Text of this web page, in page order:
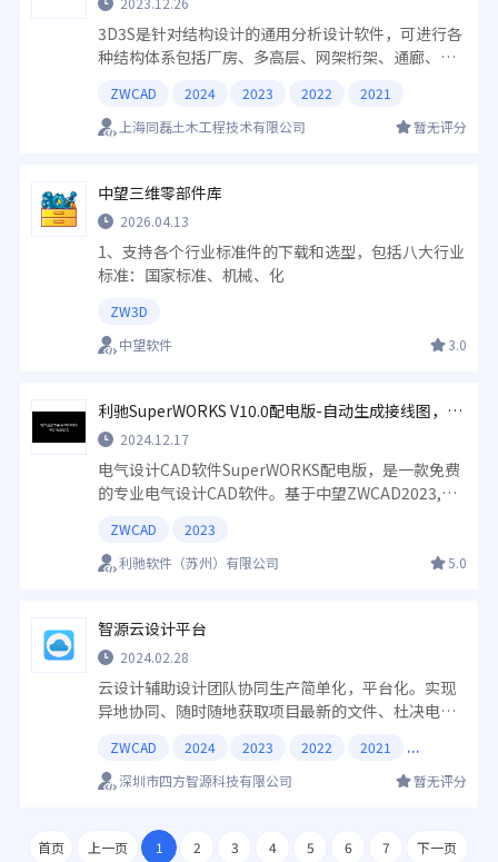
3D3S是针对结构设计的通用分析设计软件，可进行各
种结构体系包括厂房、多高层、网架桁架、通廊、屋
等建模分析和出图。在空间结构建筑系统以及其他专
业钢结构领域为用户提供专业的解决方案。
ZWCAD 2024 2023 2022
2021
上海同磊土木工程技术有限公司
暂无评分
中望三维零部件库
2026.04.13
1、支持各个行业标准件的下载和选型，包括八大行业
标准：国家标准、机械、化
ZW3D
中望软件
3.0
利驰SuperWORKS V10.0配电版-自动生成接线图，在线协同，让设计互联
2024.12.17
电气设计CAD软件SuperWORKS配电版，是一款免费
的专业电气设计CAD软件。基于中望ZWCAD2023,自
计工程师轻松进行系 统图、电气原理图设计，生成
BOM表、端子表、电缆出线等专业图纸。
ZWCAD
2023
利驰软件（苏州）有限公司
5.0
智源云设计平台
2024.02.28
云设计辅助设计团队协同生产简单化，平台化。实现
异地协同、随时随地获取项目最新的文件、杜决电子
等。简约而不简单的协同设计平台。
ZWCAD 2024 2023 2022
2021
深圳市四方智源科技有限公司
暂无评分
首页 上一页 1 2 3 4 5 6 7 下一页